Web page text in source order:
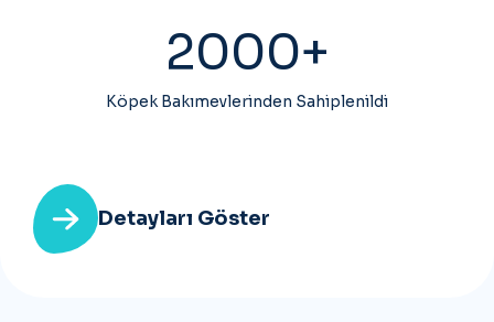
2000+
Köpek Bakımevlerinden Sahiplenildi
Detayları Göster